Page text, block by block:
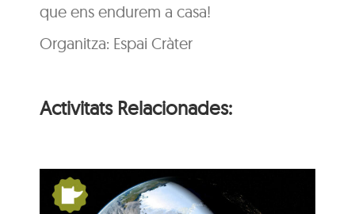
que ens endurem a casa!
Organitza: Espai Cràter
Activitats Relacionades: